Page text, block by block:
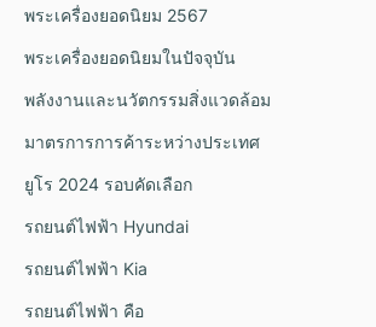
พระเครื่องยอดนิยม 2567
พระเครื่องยอดนิยมในปัจจุบัน
พลังงานและนวัตกรรมสิ่งแวดล้อม
มาตรการการค้าระหว่างประเทศ
ยูโร 2024 รอบคัดเลือก
รถยนต์ไฟฟ้า Hyundai
รถยนต์ไฟฟ้า Kia
รถยนต์ไฟฟ้า คือ